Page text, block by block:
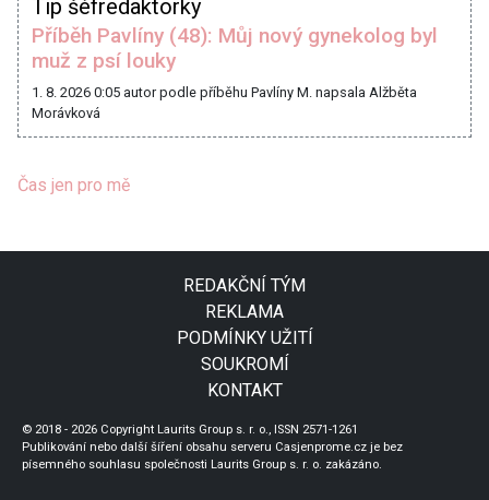
Tip šéfredaktorky
Příběh Pavlíny (48): Můj nový gynekolog byl
muž z psí louky
1. 8. 2026 0:05 autor podle příběhu Pavlíny M. napsala Alžběta
Morávková
Čas jen pro mě
REDAKČNÍ TÝM
REKLAMA
PODMÍNKY UŽITÍ
SOUKROMÍ
KONTAKT
© 2018 - 2026 Copyright Laurits Group s. r. o., ISSN 2571-1261
Publikování nebo další šíření obsahu serveru Casjenprome.cz je bez
písemného souhlasu společnosti Laurits Group s. r. o. zakázáno.